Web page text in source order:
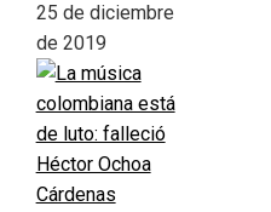
25 de diciembre
de 2019